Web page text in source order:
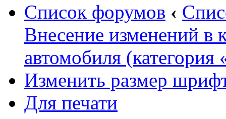
Список форумов ‹
Внесение изменений в
автомобиля (категория
Изменить размер
Для печати